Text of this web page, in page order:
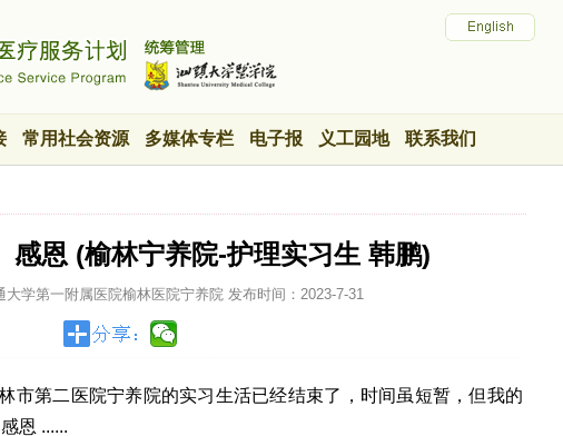
常用社会资源 多媒体专栏 电子报 义工园地 联系我们
感恩 (榆林宁养院-护理实习生 韩鹏)
大学第一附属医院榆林医院宁养院 发布时间： 2023-7-31
市第二医院宁养院的实习生活已经结束了，时间虽短暂，但我的
恩 ......